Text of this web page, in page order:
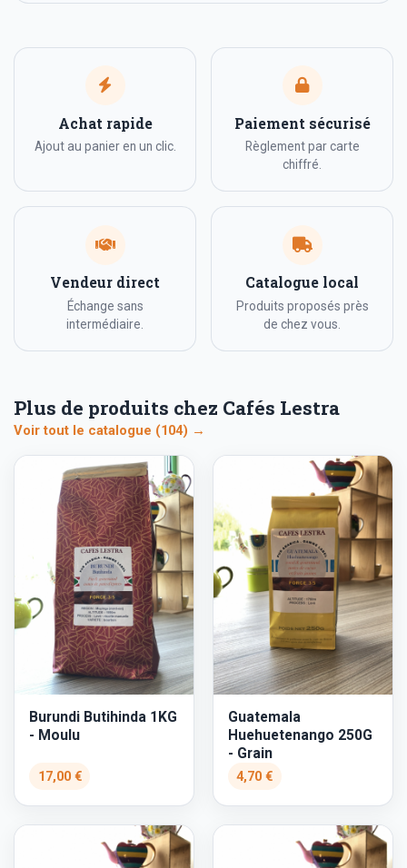
Achat rapide
Ajout au panier en un clic.
Paiement sécurisé
Règlement par carte
chiffré.
Vendeur direct
Échange sans
intermédiaire.
Catalogue local
Produits proposés près
de chez vous.
Plus de produits chez Cafés Lestra
Voir tout le catalogue (104) →
Burundi Butihinda 1KG
- Moulu
17,00 €
Guatemala
Huehuetenango 250G
- Grain
4,70 €